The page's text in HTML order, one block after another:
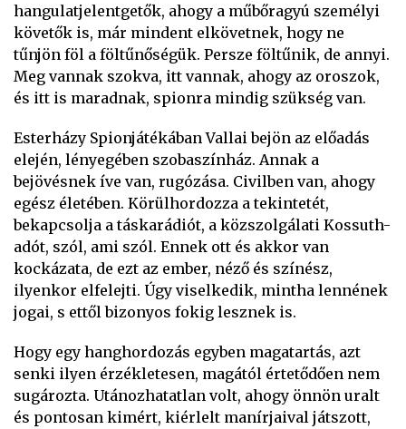
hangulatjelentgetők, ahogy a műbőragyú személyi
követők is, már mindent elkövetnek, hogy ne
tűnjön föl a föltűnőségük. Persze föltűnik, de annyi.
Meg vannak szokva, itt vannak, ahogy az oroszok,
és itt is maradnak, spionra mindig szükség van.
Esterházy Spionjátékában Vallai bejön az előadás
elején, lényegében szobaszínház. Annak a
bejövésnek íve van, rugózása. Civilben van, ahogy
egész életében. Körülhordozza a tekintetét,
bekapcsolja a táskarádiót, a közszolgálati Kossuth-
adót, szól, ami szól. Ennek ott és akkor van
kockázata, de ezt az ember, néző és színész,
ilyenkor elfelejti. Úgy viselkedik, mintha lennének
jogai, s ettől bizonyos fokig lesznek is.
Hogy egy hanghordozás egyben magatartás, azt
senki ilyen érzékletesen, magától értetődően nem
sugározta. Utánozhatatlan volt, ahogy önnön uralt
és pontosan kimért, kiérlelt manírjaival játszott,